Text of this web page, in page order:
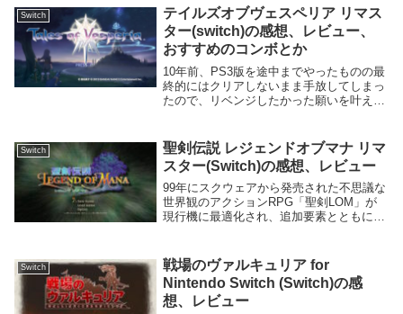
イ可能に。その感想。switchの携帯モー...
Switch
テイルズオブヴェスペリア リマス
ター(switch)の感想、レビュー、
おすすめのコンボとか
10年前、PS3版を途中までやったものの最
終的にはクリアしないまま手放してしまっ
たので、リベンジしたかった願いを叶えて
Xbox360とPS3で発売された作品のリマス
ター...
Switch
聖剣伝説 レジェンドオブマナ リマ
スター(Switch)の感想、レビュー
99年にスクウェアから発売された不思議な
世界観のアクションRPG「聖剣LOM」が
現行機に最適化され、追加要素とともに帰
PS版と、ゲームアーカイブス版でプレイ
し...
Switch
戦場のヴァルキュリア for
Nintendo Switch (Switch)の感
想、レビュー